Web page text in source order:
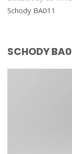
O FIRMIE
USŁUGI
Schody BA011
SCHODY